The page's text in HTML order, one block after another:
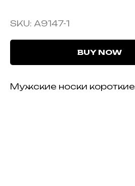
SKU: А9147-1
BUY NOW
Мужские носки короткие